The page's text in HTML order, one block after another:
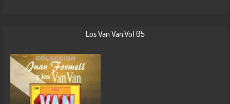
Los Van Van.Vol 05